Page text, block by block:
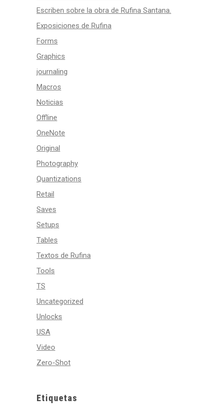
Escriben sobre la obra de Rufina Santana.
Exposiciones de Rufina
Forms
Graphics
journaling
Macros
Noticias
Offline
OneNote
Original
Photography
Quantizations
Retail
Saves
Setups
Tables
Textos de Rufina
Tools
TS
Uncategorized
Unlocks
USA
Video
Zero-Shot
Etiquetas